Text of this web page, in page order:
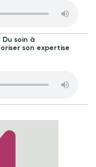
Du soin à
son expertise